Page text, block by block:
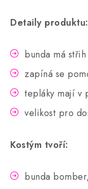
Detaily produktu:
bunda má
zapíná se
tepláky mají v
velikost pro
Kostým tvoří:
bunda